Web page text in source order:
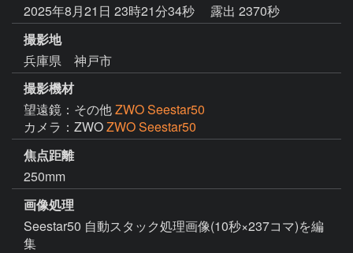
2025年8月21日 23時21分34秒
露出 2370秒
撮影地
兵庫県 神戸市
撮影機材
望遠鏡：その他ZWO Seestar50
カメラ：ZWOZWO Seestar50
焦点距離
250mm
画像処理
Seestar50 自動スタック処理画像(10秒×237コマ)を編
集